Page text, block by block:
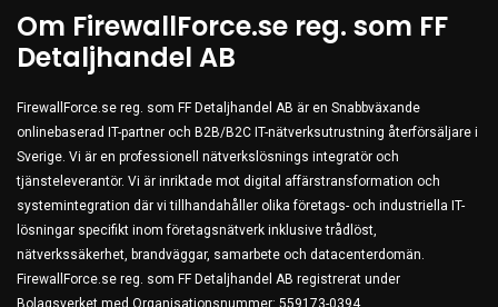
Various
PC Systems
Supplies
Accessories
Games & Leisure
AV & Multimedia
Photo & Video
Household & Garden
Om FirewallForce.se reg. som FF
Detaljhandel AB
FirewallForce.se reg. som FF Detaljhandel AB är en Snabbväxande
onlinebaserad IT-partner och B2B/B2C IT-nätverksutrustning återförsäljare i
Sverige. Vi är en professionell nätverkslösnings integratör och
tjänsteleverantör. Vi är inriktade mot digital affärstransformation och
systemintegration där vi tillhandahåller olika företags- och industriella IT-
lösningar specifikt inom företagsnätverk inklusive trådlöst,
nätverkssäkerhet, brandväggar, samarbete och datacenterdomän.
FirewallForce.se reg. som FF Detaljhandel AB registrerat under